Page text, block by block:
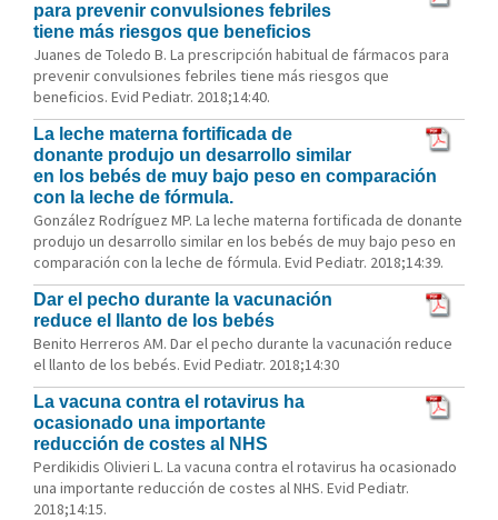
para prevenir convulsiones febriles
tiene más riesgos que beneficios
Juanes de Toledo B. La prescripción habitual de fármacos para
prevenir convulsiones febriles tiene más riesgos que
beneficios. Evid Pediatr. 2018;14:40.
La leche materna fortificada de
donante produjo un desarrollo similar
en los bebés de muy bajo peso en comparación
con la leche de fórmula.
González Rodríguez MP. La leche materna fortificada de donante
produjo un desarrollo similar en los bebés de muy bajo peso en
comparación con la leche de fórmula. Evid Pediatr. 2018;14:39.
Dar el pecho durante la vacunación
reduce el llanto de los bebés
Benito Herreros AM. Dar el pecho durante la vacunación reduce
el llanto de los bebés. Evid Pediatr. 2018;14:30
La vacuna contra el rotavirus ha
ocasionado una importante
reducción de costes al NHS
Perdikidis Olivieri L. La vacuna contra el rotavirus ha ocasionado
una importante reducción de costes al NHS. Evid Pediatr.
2018;14:15.